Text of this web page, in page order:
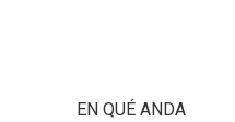
EN QUÉ ANDA